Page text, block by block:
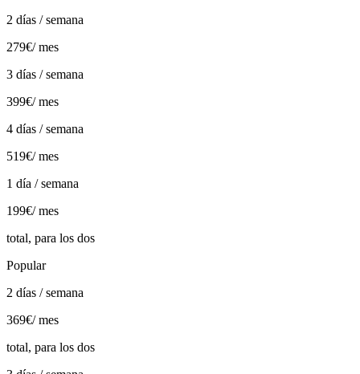
2 días / semana
279€/ mes
3 días / semana
399€/ mes
4 días / semana
519€/ mes
1 día / semana
199€/ mes
total, para los dos
Popular
2 días / semana
369€/ mes
total, para los dos